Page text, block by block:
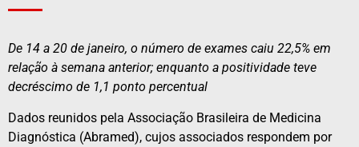
De 14 a 20 de janeiro, o número de exames caiu 22,5% em
relação à semana anterior; enquanto a positividade teve
decréscimo de 1,1 ponto percentual
Dados reunidos pela Associação Brasileira de Medicina
Diagnóstica (Abramed), cujos associados respondem por